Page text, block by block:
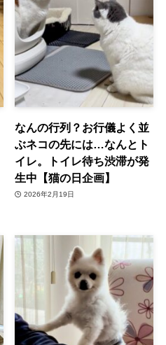
なんの行列？お行儀よく並
ぶネコの先には…なんとト
イレ。トイレ待ち渋滞が発
生中【猫の日企画】
2026年2月19日